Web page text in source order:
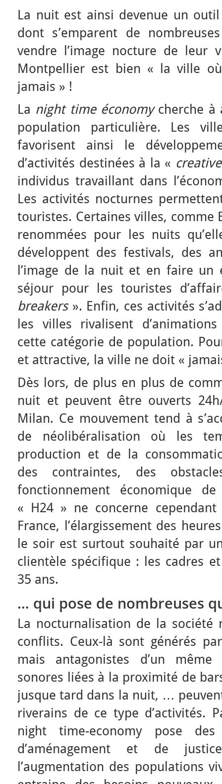
La nuit est ainsi devenue un
dont s’emparent de
vendre l’image nocture de leur
Montpellier est bien « la ville
jamais » !
La night time économycherche à
population particulière. Les
favorisent ainsi le
d’activités destinées à la «
individus travaillant dans
Les activités nocturnes
touristes. Certaines villes, comme
renommées pour les nuits
développent des festivals, des
l’image de la nuit et en faire un
séjour pour les touristes
breakers». Enfin, ces activités
les villes rivalisent
cette catégorie de population.
et attractive, la ville ne doit «
Dès lors, de plus en plus de
nuit et peuvent être ouverts
Milan. Ce mouvement tend à
de néolibéralisation où les
production et de la
des contraintes, des
fonctionnement économique
« H24 » ne concerne
France, l’élargissement des
le soir est surtout souhaité par
clientèle spécifique : les cadres
35 ans.
… qui pose de nombreuses
La nocturnalisation de la société
conflits. Ceux-là sont générés
mais antagonistes d’un même
sonores liées à la proximité de
jusque tard dans la nuit, …
riverains de ce type d’activités.
night time-economy pose
d’aménagement et de
l’augmentation des populations